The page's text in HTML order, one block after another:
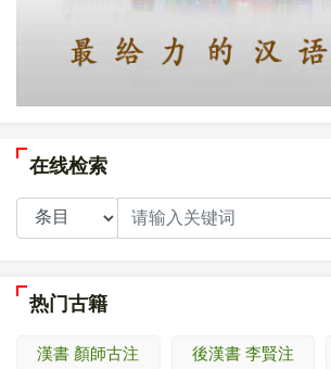
在线检索
热门古籍
漢書 顏師古注 後漢書 李賢注